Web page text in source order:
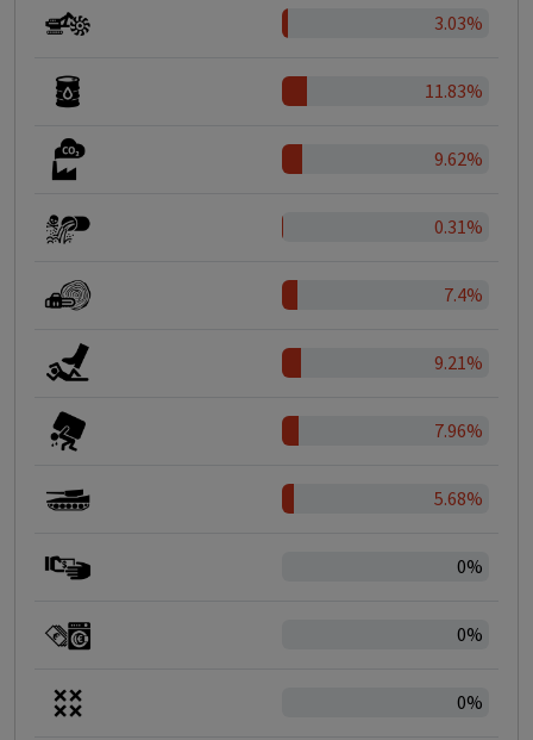
3.03%
11.83%
9.62%
0.31%
7.4%
9.21%
7.96%
5.68%
0%
0%
0%